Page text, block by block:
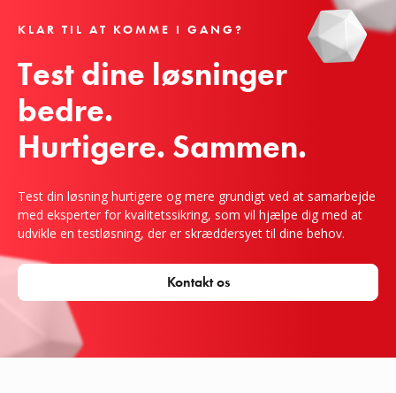
KLAR TIL AT KOMME I GANG?
Test dine løsninger
bedre.
Hurtigere. Sammen.
Test din løsning hurtigere og mere grundigt ved at samarbejde
med eksperter for kvalitetssikring, som vil hjælpe dig med at
udvikle en testløsning, der er skræddersyet til dine behov.
Kontakt os